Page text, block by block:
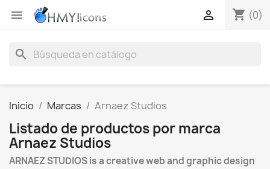
 shopping_cart (0)

search
Inicio Marcas Arnaez Studios
Listado de productos por marca
Arnaez Studios
ARNAEZ STUDIOS is acreative web and graphic design